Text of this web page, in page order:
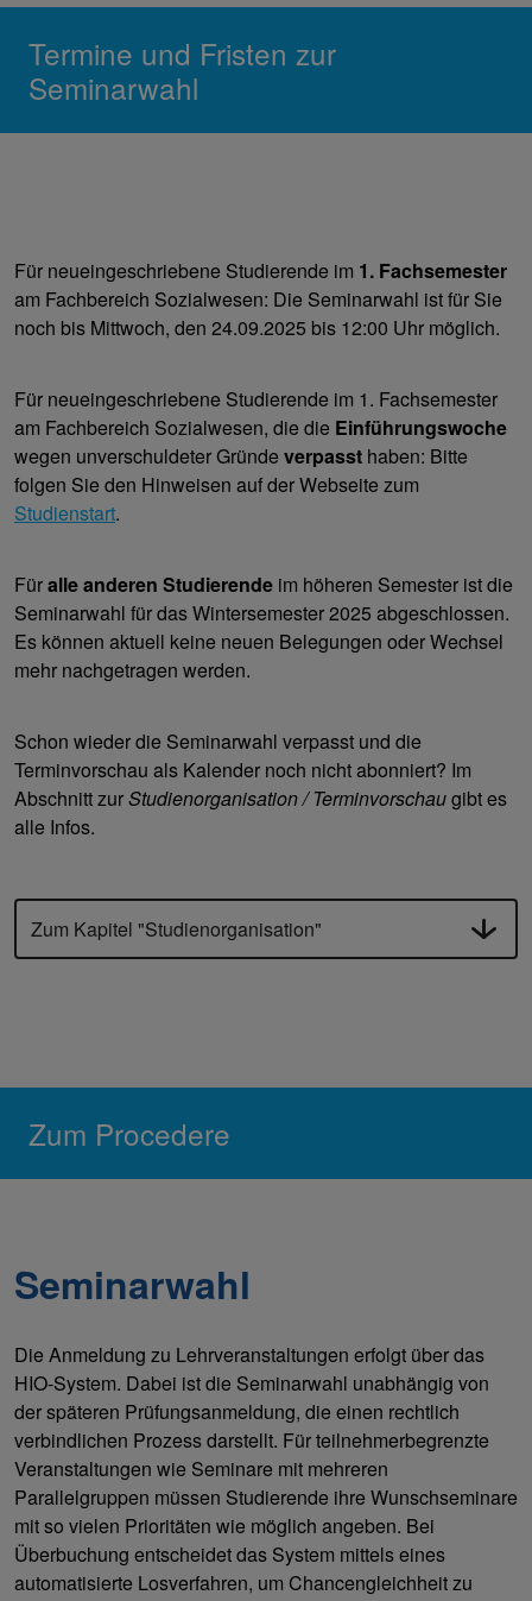
Termine und Fristen zur
Seminarwahl
Für neueingeschriebene Studierende im 1. Fachsemester
am Fachbereich Sozialwesen: Die Seminarwahl ist für Sie
noch bis Mittwoch, den 24.09.2025 bis 12:00 Uhr möglich.
Für neueingeschriebene Studierende im 1. Fachsemester
am Fachbereich Sozialwesen, die die Einführungswoche
wegen unverschuldeter Gründe verpasst haben: Bitte
folgen Sie den Hinweisen auf der Webseite zum
Studienstart.
Füralle anderen Studierende im höheren Semester ist die
Seminarwahl für das Wintersemester 2025 abgeschlossen.
Es können aktuell keine neuen Belegungen oder Wechsel
mehr nachgetragen werden.
Schon wieder die Seminarwahl verpasst und die
Terminvorschau als Kalender noch nicht abonniert? Im
Abschnitt zurStudienorganisation / Terminvorschaugibt es
alle Infos.
Zum Kapitel "Studienorganisation"
Zum Procedere
Seminarwahl
Die Anmeldung zu Lehrveranstaltungen erfolgt über das
HIO-System. Dabei ist die Seminarwahl unabhängig von
der späteren Prüfungsanmeldung, die einen rechtlich
verbindlichen Prozess darstellt. Für teilnehmerbegrenzte
Veranstaltungen wie Seminare mit mehreren
Parallelgruppen müssen Studierende ihre Wunschseminare
mit so vielen Prioritäten wie möglich angeben. Bei
Überbuchung entscheidet das System mittels eines
automatisierte Losverfahren, um Chancengleichheit zu